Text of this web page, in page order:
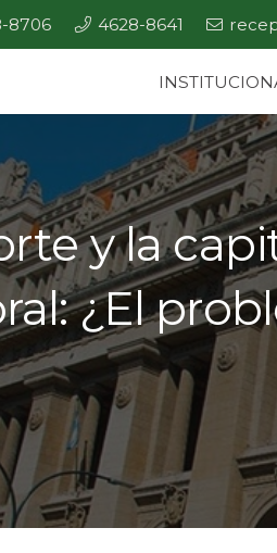
8706 4628-8641
y la
¿El